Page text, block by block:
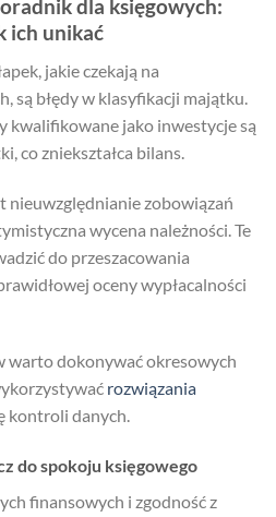
dla księgowych:
ich unikać
jakie czekają na
są błędy w klasyfikacji majątku.
kwalifikowane jako inwestycje są
co zniekształca bilans.
nieuwzględnianie zobowiązań
wycena należności. Te
do przeszacowania
oceny wypłacalności
warto dokonywać okresowych
rozwiązania
kontroli danych.
do spokoju księgowego
finansowych i zgodność z